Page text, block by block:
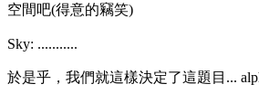
空間吧(得意的竊笑)
Sky: ...........
於是乎，我們就這樣決定了這題目...